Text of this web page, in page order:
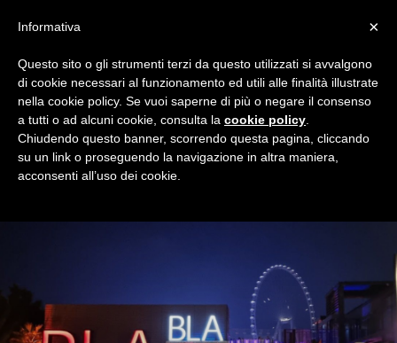
Home Redazionali Sguardi rossoneri
SGUARDI ROSSONERI
La visione di Seal del mondo rossonero tra opinioni, analisi e
un tocco d'ironia. Solo su Milan Night, il blog dei tifosi
rossoneri.
×
Informativa
Questo sito o gli strumenti terzi da questo utilizzati si avvalgono
di cookie necessari al funzionamento ed utili alle finalità illustrate
nella cookie policy. Se vuoi saperne di più o negare il consenso
a tutti o ad alcuni cookie, consulta la cookie policy
Chiudendo questo banner, scorrendo questa pagina, cliccando
su un link o proseguendo la navigazione in altra maniera,
acconsenti all’uso dei cookie.